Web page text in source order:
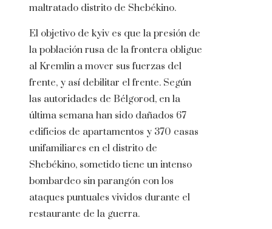
maltratado distrito de Shebékino.
El objetivo de kyiv es que la presión de
la población rusa de la frontera obligue
al Kremlin a mover sus fuerzas del
frente, y así debilitar el frente. Según
las autoridades de Bélgorod, en la
última semana han sido dañados 67
edificios de apartamentos y 370 casas
unifamiliares en el distrito de
Shebékino, sometido tiene un intenso
bombardeo sin parangón con los
ataques puntuales vividos durante el
restaurante de la guerra.